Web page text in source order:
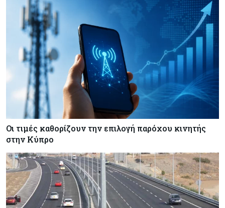
σωσίβιο στην Κίνα
Κύπρος 07-08-2026
Πώς οι κυπριακές τράπεζες «τιμολογούν» τον
πόλεμο
Οι τιμές καθορίζουν την επιλογή παρόχου κινητής
στην Κύπρο